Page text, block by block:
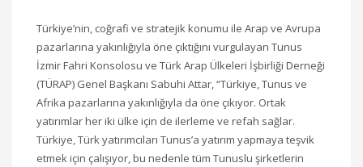
Türkiye’nin, coğrafi ve stratejik konumu ile Arap ve Avrupa
pazarlarına yakınlığıyla öne çıktığını vurgulayan Tunus
İzmir Fahri Konsolosu ve Türk Arap Ülkeleri İşbirliği Derneği
(TÜRAP) Genel Başkanı Sabuhi Attar, “Türkiye, Tunus ve
Afrika pazarlarına yakınlığıyla da öne çıkıyor. Ortak
yatırımlar her iki ülke için de ilerleme ve refah sağlar.
Türkiye, Türk yatırımcıları Tunus’a yatırım yapmaya teşvik
etmek için çalışıyor, bu nedenle tüm Tunuslu şirketlerin